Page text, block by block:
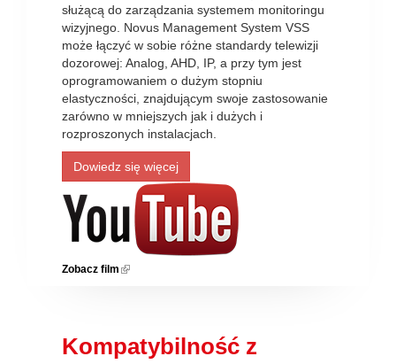
służącą do zarządzania systemem monitoringu
wizyjnego. Novus Management System VSS
może łączyć w sobie różne standardy telewizji
dozorowej: Analog, AHD, IP, a przy tym jest
oprogramowaniem o dużym stopniu
elastyczności, znajdującym swoje zastosowanie
zarówno w mniejszych jak i dużych i
rozproszonych instalacjach.
Dowiedz się więcej
Zobacz film (link is external)
Kompatybilność z